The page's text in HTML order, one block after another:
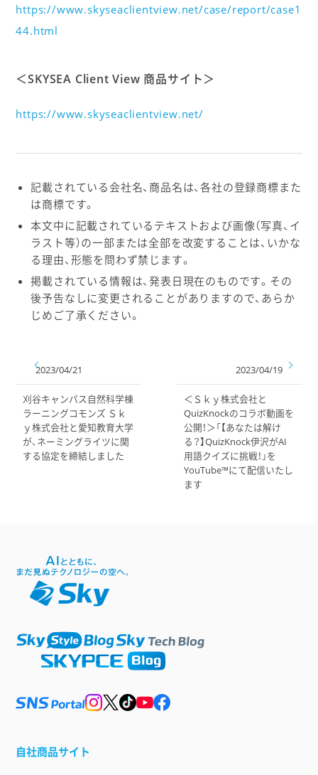
https://www.skyseaclientview.net/case/report/case1
44.html
＜SKYSEA Client View 商品サイト＞
https://www.skyseaclientview.net/
記載されている会社名、商品名は、各社の登録商標また
は商標です。
本文中に記載されているテキストおよび画像（写真、イ
ラスト等）の一部または全部を改変することは、いかな
る理由、形態を問わず禁じます。
掲載されている情報は、発表日現在のものです。その
後予告なしに変更されることがありますので、あらか
じめご了承ください。
2023/04/21
刈谷キャンパス自然科学棟
ラーニングコモンズ Ｓｋ
ｙ株式会社と愛知教育大学
が、ネーミングライツに関
する協定を締結しました
2023/04/19
＜Ｓｋｙ株式会社と
QuizKnockのコラボ動画を
公開！＞「【あなたは解け
る？】QuizKnock伊沢がAI
用語クイズに挑戦！」を
YouTube™にて配信いたし
ます
自社商品サイト